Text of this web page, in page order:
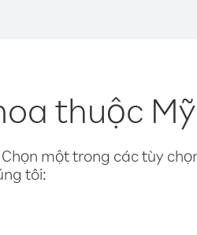
thuộc
một trong các tùy
tôi: